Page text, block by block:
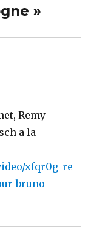
»
Remy
a la
xfqr0g_re
bruno-